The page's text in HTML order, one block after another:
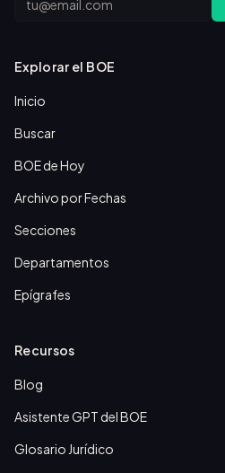
Explorar el BOE
Inicio
Buscar
BOE de Hoy
Archivo por Fechas
Secciones
Departamentos
Epígrafes
Recursos
Blog
Asistente GPT del BOE
Glosario Jurídico